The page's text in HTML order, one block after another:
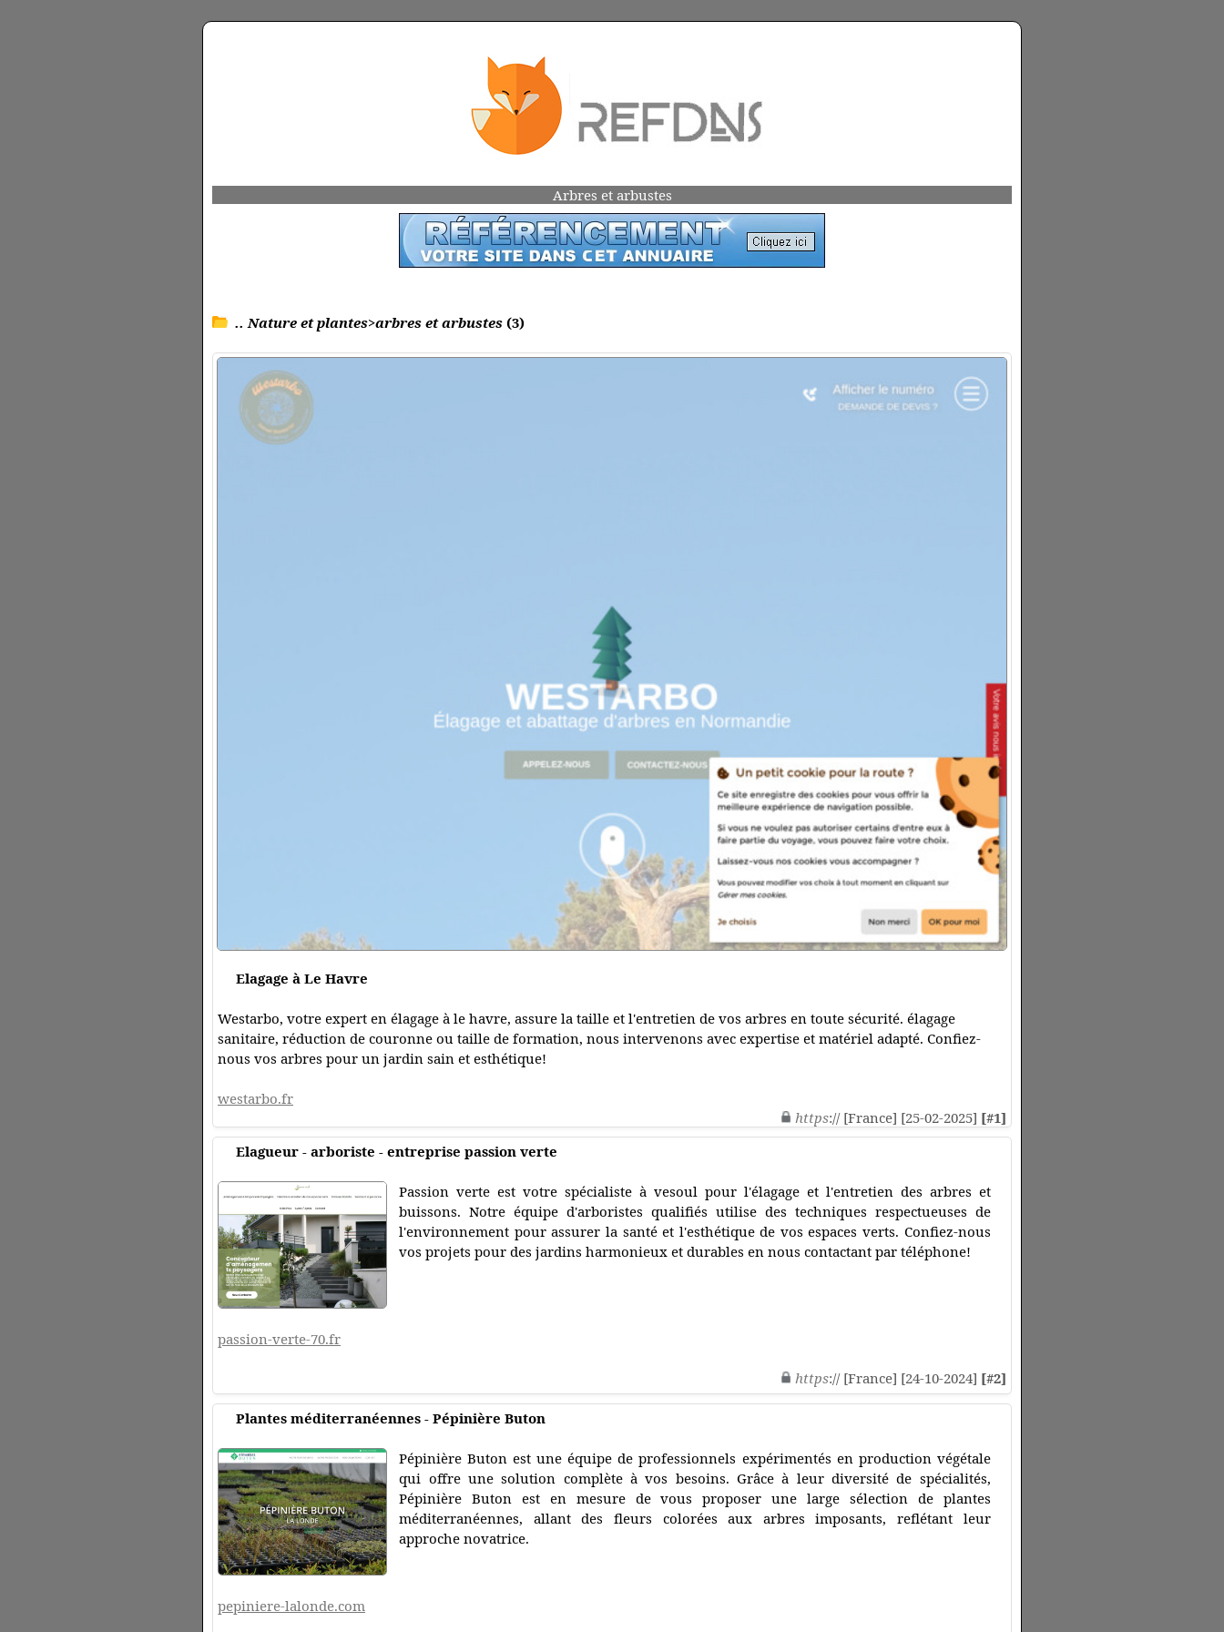
Arbres et arbustes
.. Nature et plantes>arbres et arbustes (3)
Elagage à Le Havre
Westarbo, votre expert en élagage à le havre, assure la taille et l'entretien de vos arbres en toute sécurité. élagage
sanitaire, réduction de couronne ou taille de formation, nous intervenons avec expertise et matériel adapté. Confiez-
nous vos arbres pour un jardin sain et esthétique!
westarbo.fr
https:// [France] [25-02-2025] [#1]
Elagueur - arboriste - entreprise passion verte
Passion verte est votre spécialiste à vesoul pour l'élagage et l'entretien des arbres et
buissons. Notre équipe d'arboristes qualifiés utilise des techniques respectueuses de
l'environnement pour assurer la santé et l'esthétique de vos espaces verts. Confiez-nous
vos projets pour des jardins harmonieux et durables en nous contactant par téléphone!
passion-verte-70.fr
https:// [France] [24-10-2024] [#2]
Plantes méditerranéennes - Pépinière Buton
Pépinière Buton est une équipe de professionnels expérimentés en production végétale
qui offre une solution complète à vos besoins. Grâce à leur diversité de spécialités,
Pépinière Buton est en mesure de vous proposer une large sélection de plantes
méditerranéennes, allant des fleurs colorées aux arbres imposants, reflétant leur
approche novatrice.
pepiniere-lalonde.com